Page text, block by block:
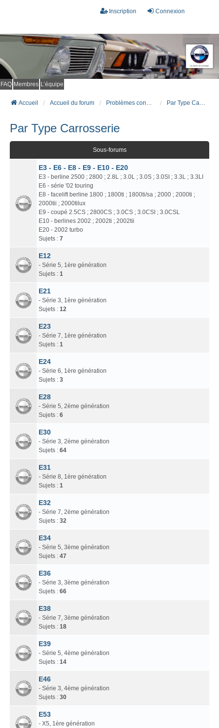
Connexion
Inscription
FAQ Membres L’équipe
Accueil Accueil du forum Problèmes connus et résolus (FAQ) Par Type Carrosserie
Par Type Carrosserie
Sous-forums
E3 - E6 - E8 - E9 - E10 - E20
E3 - berline 2500 ; 2800 ; 2.8L ; 3.0L ; 3.0S ; 3.0SI ; 3.3L ; 3.3LI
E6 - série '02 touring
E8 - facelift berline 1800 ; 1800ti ; 1800ti/sa ; 2000 ; 2000ti ;
2000tii ; 2000tilux
E9 - coupé 2.5CS ; 2800CS ; 3.0CS ; 3.0CSI ; 3.0CSL
E10 - berlines 2002 ; 2002ti ; 2002tii
E20 - 2002 turbo
Sujets : 7
E12
- Série 5, 1ère génération
Sujets : 1
E21
- Série 3, 1ère génération
Sujets : 12
E23
- Série 7, 1ère génération
Sujets : 1
E24
- Série 6, 1ère génération
Sujets : 3
E28
- Série 5, 2ème génération
Sujets : 6
E30
- Série 3, 2ème génération
Sujets : 64
E31
- Série 8, 1ère génération
Sujets : 1
E32
- Série 7, 2ème génération
Sujets : 32
E34
- Série 5, 3ème génération
Sujets : 47
E36
- Série 3, 3ème génération
Sujets : 66
E38
- Série 7, 3ème génération
Sujets : 18
E39
- Série 5, 4ème génération
Sujets : 14
E46
- Série 3, 4ème génération
Sujets : 30
E53
- X5, 1ère génération